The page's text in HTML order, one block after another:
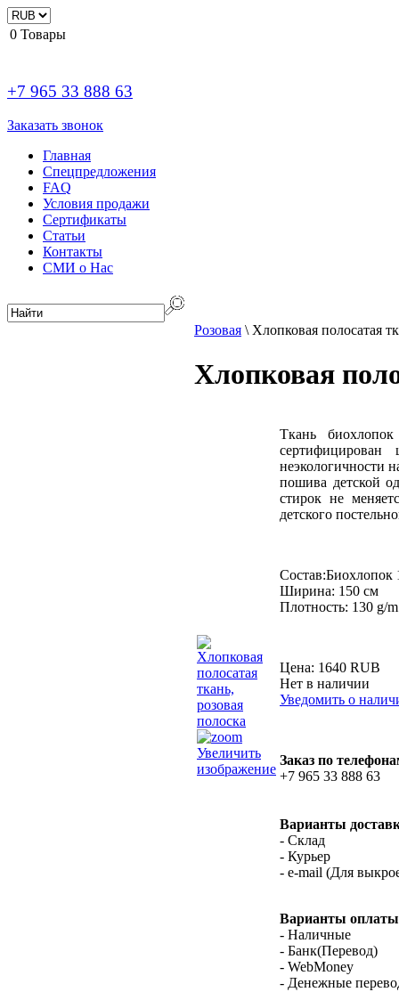
0 Товары
+7 965 33 888 63
Заказать звонок
Главная
Спецпредложения
FAQ
Условия продажи
Сертификаты
Статьи
Контакты
СМИ о Нас
Розовая \ Хлопковая полосатая
Хлопковая
Увеличить
изображение
Ткань
сертифицирован
неэкологичности
пошива детской
стирок не
детского
Состав:Биохлопок
Ширина: 150 см
Плотность: 130 g/m
Цена: 1640 RUB
Нет в наличии
Уведомить о
Заказ по
+7 965 33 888 63
Варианты
- Склад
- Курьер
- e-mail (Для
Варианты
- Наличные
- Банк(Перевод)
- WebMoney
- Денежные